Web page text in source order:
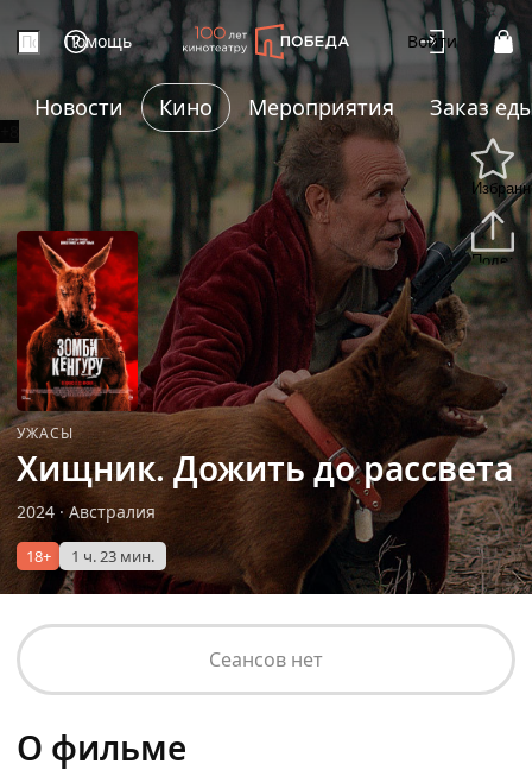
Помощь Войти
Новости Кино Мероприятия Заказ
УЖАСЫ
Хищник. Дожить до рассвета
2024 ·Австралия
18+ 1 ч. 23 мин.
Сеансов нет
О фильме